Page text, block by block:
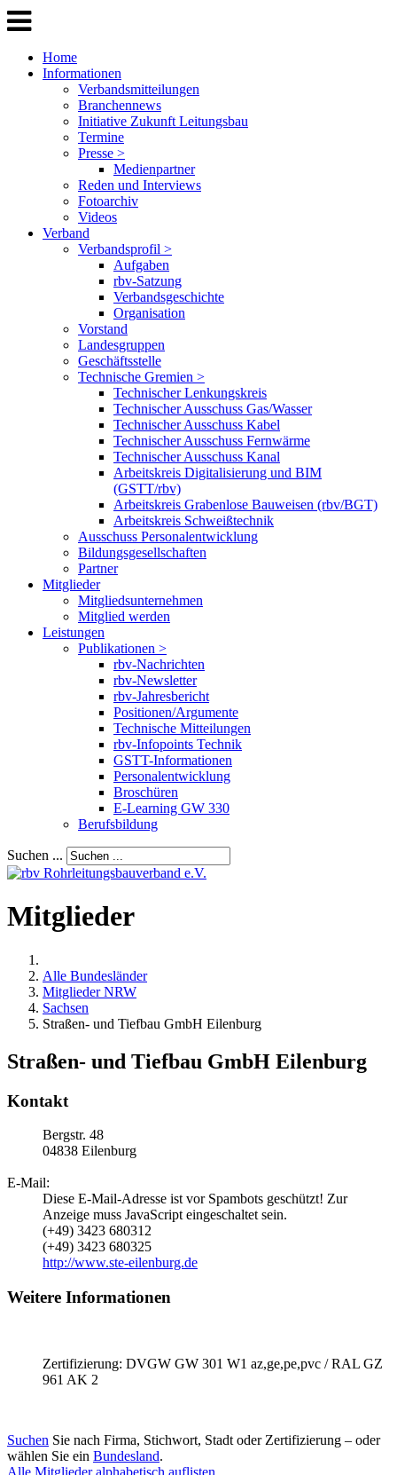
Home
Informationen
Verbandsmitteilungen
Branchennews
Initiative Zukunft Leitungsbau
Termine
Presse >
Medienpartner
Reden und Interviews
Fotoarchiv
Videos
Verband
Verbandsprofil >
Aufgaben
rbv-Satzung
Verbandsgeschichte
Organisation
Vorstand
Landesgruppen
Geschäftsstelle
Technische Gremien >
Technischer Lenkungskreis
Technischer Ausschuss Gas/Wasser
Technischer Ausschuss Kabel
Technischer Ausschuss Fernwärme
Technischer Ausschuss Kanal
Arbeitskreis Digitalisierung und BIM
(GSTT/rbv)
Arbeitskreis Grabenlose Bauweisen (rbv/BGT)
Arbeitskreis Schweißtechnik
Ausschuss Personalentwicklung
Bildungsgesellschaften
Partner
Mitglieder
Mitgliedsunternehmen
Mitglied werden
Leistungen
Publikationen >
rbv-Nachrichten
rbv-Newsletter
rbv-Jahresbericht
Positionen/Argumente
Technische Mitteilungen
rbv-Infopoints Technik
GSTT-Informationen
Personalentwicklung
Broschüren
E-Learning GW 330
Berufsbildung
Suchen ...
Mitglieder
Alle Bundesländer
Mitglieder NRW
Sachsen
Straßen- und Tiefbau GmbH Eilenburg
Straßen- und Tiefbau GmbH Eilenburg
Kontakt
Bergstr. 48
04838 Eilenburg
E-Mail:
Diese E-Mail-Adresse ist vor Spambots geschützt! Zur
Anzeige muss JavaScript eingeschaltet sein.
(+49) 3423 680312
(+49) 3423 680325
http://www.ste-eilenburg.de
Weitere Informationen
Zertifizierung: DVGW GW 301 W1 az,ge,pe,pvc / RAL GZ
961 AK 2
Suchen Sie nach Firma, Stichwort, Stadt oder Zertifizierung – oder
wählen Sie ein Bundesland.
Alle Mitglieder alphabetisch auflisten.